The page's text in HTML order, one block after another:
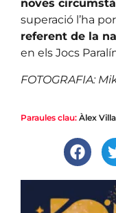
noves
superació l’ha
referent de la
en els Jocs
FOTOGRAFIA:
Paraules clau: Àlex